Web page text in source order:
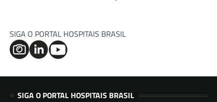
SIGA O PORTAL HOSPITAIS BRASIL
SIGA O PORTAL HOSPITAIS BRASIL